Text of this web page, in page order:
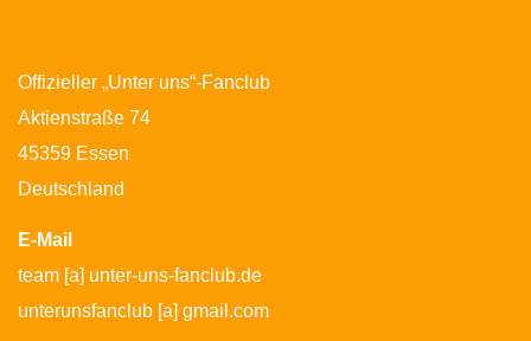
Offizieller „Unter uns“-Fanclub
Aktienstraße 74
45359 Essen
Deutschland
E-Mail
team [a] unter-uns-fanclub.de
unterunsfanclub [a] gmail.com